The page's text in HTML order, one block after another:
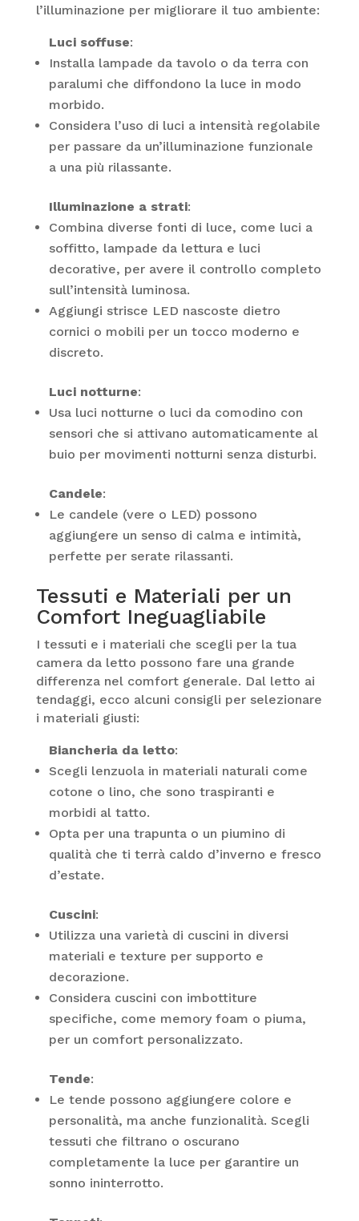
l’illuminazione per migliorare il tuo ambiente:
Luci soffuse:
Installa lampade da tavolo o da terra con
paralumi che diffondono la luce in modo
morbido.
Considera l’uso di luci a intensità regolabile
per passare da un’illuminazione funzionale
a una più rilassante.
Illuminazione a strati:
Combina diverse fonti di luce, come luci a
soffitto, lampade da lettura e luci
decorative, per avere il controllo completo
sull’intensità luminosa.
Aggiungi strisce LED nascoste dietro
cornici o mobili per un tocco moderno e
discreto.
Luci notturne:
Usa luci notturne o luci da comodino con
sensori che si attivano automaticamente al
buio per movimenti notturni senza disturbi.
Candele:
Le candele (vere o LED) possono
aggiungere un senso di calma e intimità,
perfette per serate rilassanti.
Tessuti e Materiali per un
Comfort Ineguagliabile
I tessuti e i materiali che scegli per la tua
camera da letto possono fare una grande
differenza nel comfort generale. Dal letto ai
tendaggi, ecco alcuni consigli per selezionare
i materiali giusti:
Biancheria da letto:
Scegli lenzuola in materiali naturali come
cotone o lino, che sono traspiranti e
morbidi al tatto.
Opta per una trapunta o un piumino di
qualità che ti terrà caldo d’inverno e fresco
d’estate.
Cuscini:
Utilizza una varietà di cuscini in diversi
materiali e texture per supporto e
decorazione.
Considera cuscini con imbottiture
specifiche, come memory foam o piuma,
per un comfort personalizzato.
Tende:
Le tende possono aggiungere colore e
personalità, ma anche funzionalità. Scegli
tessuti che filtrano o oscurano
completamente la luce per garantire un
sonno ininterrotto.